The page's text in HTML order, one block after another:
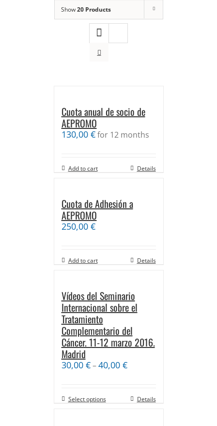
Show20 Products
Cuota anual de socio de
AEPROMO
130,00 €for 12 months
Add to cart Details
Cuota de Adhesión a
AEPROMO
250,00 €
Add to cart Details
Vídeos del Seminario
Internacional sobre el
Tratamiento
Complementario del
Cáncer. 11-12 marzo 2016.
Madrid
30,00 €–40,00 €
Select options Details